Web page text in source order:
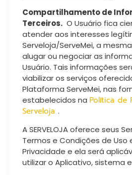
Compartilhamento de
Terceiros. O Usuário fica
atender aos interesses
Serveloja/ServeMei, a
alugar ou negociar as
Usuário. Tais informações
viabilizar os serviços
Plataforma ServeMei, nas
estabelecidos na Política de
Serveloja .
A SERVELOJA oferece seus
Termos e Condições de Uso
Privacidade e ela será
utilizar o Aplicativo, sistema